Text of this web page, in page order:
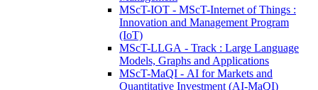
MScT-IOT - MScT-Internet of Things :
Innovation and Management Program
(IoT)
MScT-LLGA - Track : Large Language
Models, Graphs and Applications
MScT-MaQI - AI for Markets and
Quantitative Investment (AI-MaQI)